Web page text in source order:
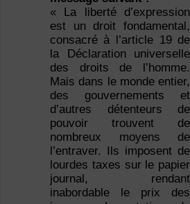
« La liberté d’expression
est un droit fondamental,
consacré à l’article 19 de
la Déclaration universelle
des droits de l’homme.
Mais dans le monde entier,
des gouvernements et
d’autres détenteurs de
pouvoir trouvent de
nombreux moyens de
l’entraver. Ils imposent de
lourdes taxes sur le papier
journal, rendant
inabordable le prix des